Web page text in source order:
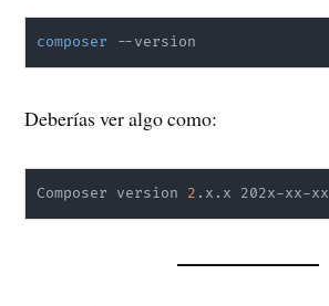
composer --version
Deberías ver algo como:
Composer version 2 .x.x 202x-xx-xx